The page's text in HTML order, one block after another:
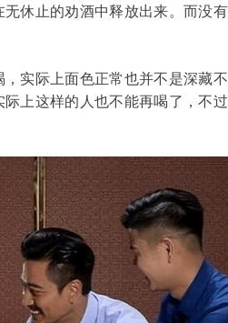
休止的劝酒中释放出来。而没有
实际上面色正常也并不是深藏
上这样的人也不能再喝了，不过